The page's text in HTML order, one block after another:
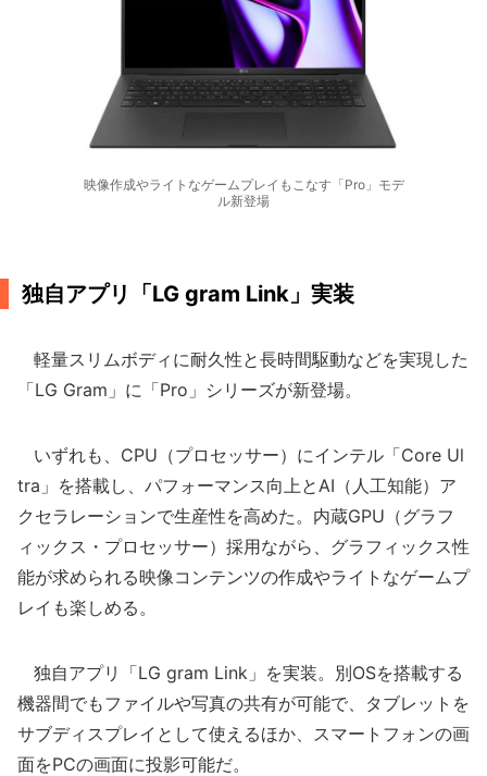
映像作成やライトなゲームプレイもこなす「Pro」モデ
ル新登場
独自アプリ「LG gram Link」実装
軽量スリムボディに耐久性と長時間駆動などを実現した
「LG Gram」に「Pro」シリーズが新登場。
いずれも、CPU（プロセッサー）にインテル「Core Ul
tra」を搭載し、パフォーマンス向上とAI（人工知能）ア
クセラレーションで生産性を高めた。内蔵GPU（グラフ
ィックス・プロセッサー）採用ながら、グラフィックス性
能が求められる映像コンテンツの作成やライトなゲームプ
レイも楽しめる。
独自アプリ「LG gram Link」を実装。別OSを搭載する
機器間でもファイルや写真の共有が可能で、タブレットを
サブディスプレイとして使えるほか、スマートフォンの画
面をPCの画面に投影可能だ。